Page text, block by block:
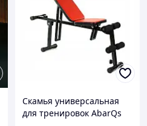
Скамья универсальная
для тренировок AbarQs